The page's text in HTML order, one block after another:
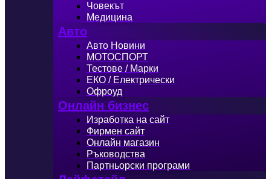
Човекът
Медицина
Авто
Авто Новини
МОТОСПОРТ
Тестове / Марки
ЕКО / Електрически
Офроуд
Онлайн бизнес
Изработка на сайт
Фирмен сайт
Онлайн магазин
Ръководства
Партньорски програми